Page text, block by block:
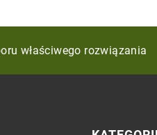
ogrodu?
właściwego rozwiązania